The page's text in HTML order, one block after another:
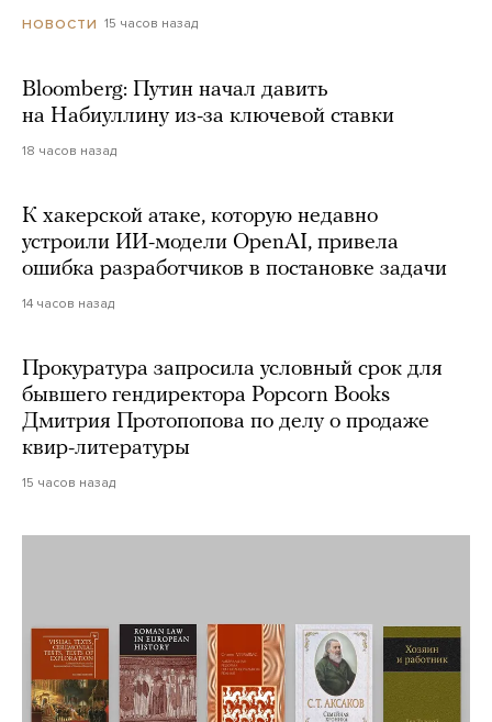
НОВОСТИ 15 часов назад
Bloomberg: Путин начал давить
на Набиуллину из-за ключевой ставки
18 часов назад
К хакерской атаке, которую недавно
устроили ИИ-модели OpenAI, привела
ошибка разработчиков в постановке задачи
14 часов назад
Прокуратура запросила условный срок для
бывшего гендиректора Popcorn Books
Дмитрия Протопопова по делу о продаже
квир-литературы
15 часов назад